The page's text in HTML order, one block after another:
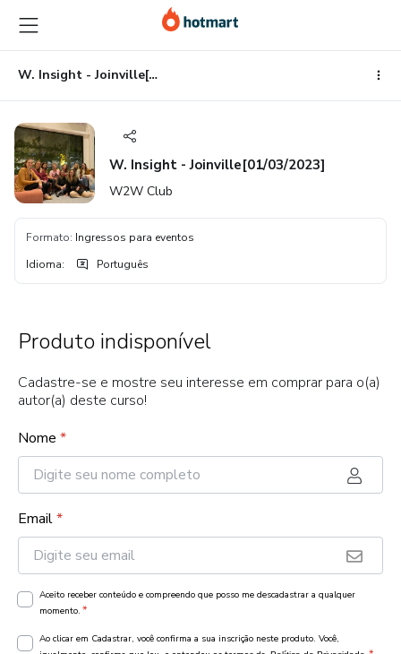
para
o
conteúdo
principal
para
o
pagamento
para
o
rodapé
W. Insight - Joinville[01/03/2023]
W. Insight - Joinville[01/03/2023]
W2W Club
Formato: Ingressos para eventos
Idioma: Português
Produto indisponível
Cadastre-se e mostre seu interesse em comprar para o(a)
autor(a) deste curso!
Nome *
Email*
Aceito receber conteúdo e compreendo que posso me descadastrar a qualquer
momento. *
Ao clicar em Cadastrar, você confirma a sua inscrição neste produto. Você,